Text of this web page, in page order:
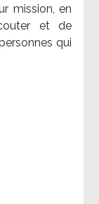
mission, en
et de
qui